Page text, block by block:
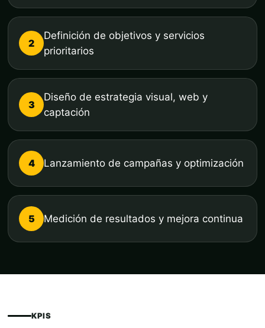
2
Definición de objetivos y servicios
prioritarios
3
Diseño de estrategia visual, web y
captación
4 Lanzamiento de campañas y optimización
5 Medición de resultados y mejora continua
KPIS